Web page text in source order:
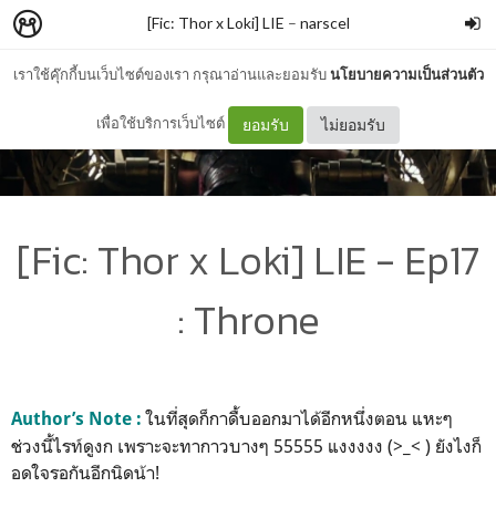
เราใช้คุ๊กกี้บนเว็บไซต์ของเรา กรุณาอ่านและยอมรับนโยบายความเป็นส่วนตัว
เพื่อใช้บริการเว็บไซต์ ยอมรับ ไม่ยอมรับ
[Fic: Thor x Loki] LIE – narscel
[Fic: Thor x Loki] LIE - Ep17
: Throne
Author’s Note : ในที่สุดก็กาดื้บออกมาได้อีกหนึ่งตอน แหะๆ
ช่วงนี้ไรท์ดูงก เพราะจะทากาวบางๆ 55555 แงงงงง (>_< ) ยังไงก็
อดใจรอกันอีกนิดน้า!